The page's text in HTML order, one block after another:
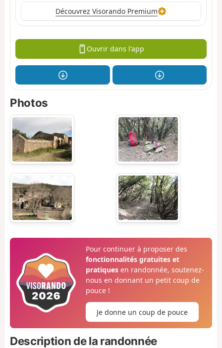
Découvrez Visorando Premium
Ouvrir dans l'app
Photos
Pour continuer à proposer des
fonctionnalités gratuites et
pratiquesen randonnée, soutenez-
nous en donnant un petit coup de
pouce !
Je donne un coup de pouce
Description de la randonnée